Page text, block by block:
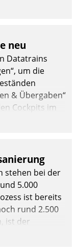
neu
Datatrains
um die
& Übergaben“
Cockpits im
stehen bei der
5.000
ist bereits
rund 2.500
ist der
immens. Im